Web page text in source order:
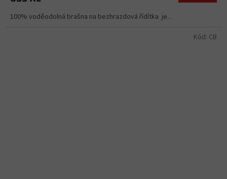
100% voděodolná brašna na bezhrazdová řídítka je...
Kód: CB